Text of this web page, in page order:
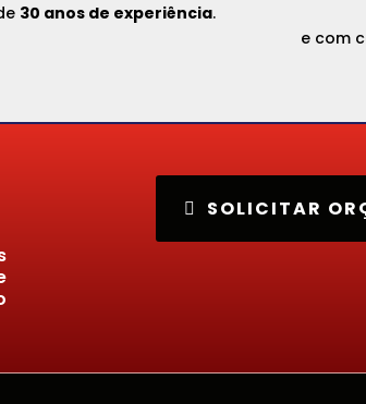
30 anos de experiência.
e com
SOLICITAR